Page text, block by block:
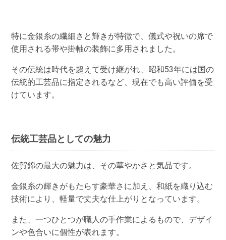
特に金銀糸の繊細さと輝きが特徴で、儀式や祝いの席で
使用される帯や掛軸の装飾に多用されました。
その伝統は時代を超えて受け継がれ、昭和53年には国の
伝統的工芸品に指定されるなど、現在でも高い評価を受
けています。
伝統工芸品としての魅力
佐賀錦の最大の魅力は、その華やかさと気品です。
金銀糸の輝きがもたらす豪華さに加え、和紙を織り込む
技術により、軽量で丈夫な仕上がりとなっています。
また、一つひとつが職人の手作業によるもので、デザイ
ンや色合いに個性が表れます。